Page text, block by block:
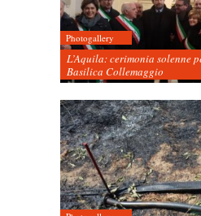
Photogallery
L’Aquila: cerimonia solenne
Basilica Collemaggio